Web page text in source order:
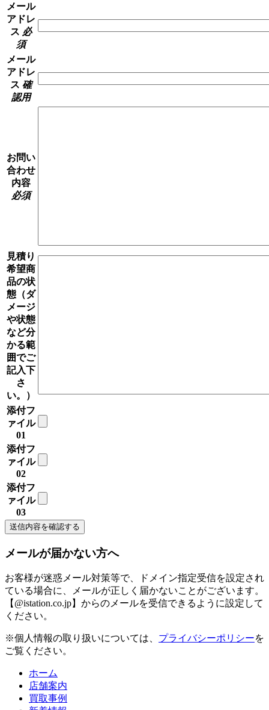
メール
アドレ
ス 必
須
メール
アドレ
ス 確
認用
お問い
合わせ
内容
必須
見積り
希望商
品の状
態（ダ
メージ
や状態
など分
かる範
囲でご
記入下
さ
い。）
添付フ
ァイル
01
添付フ
ァイル
02
添付フ
ァイル
03
メールが届かない方へ
お客様が迷惑メール対策等で、ドメイン指定受信を設定され
ている場合に、メールが正しく届かないことがございます。
【@istation.co.jp】からのメールを受信できるように設定して
ください。
※個人情報の取り扱いについては、 プライバシーポリシーを
ご覧ください。
ホーム
店舗案内
買取事例